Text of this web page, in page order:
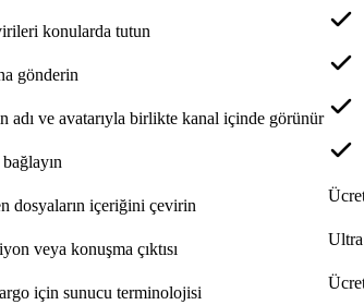
konularda tutun
gönderin
adı ve avatarıyla birlikte kanal içinde görünür
dosyaların içeriğini çevirin
veya konuşma çıktısı
için sunucu terminolojisi